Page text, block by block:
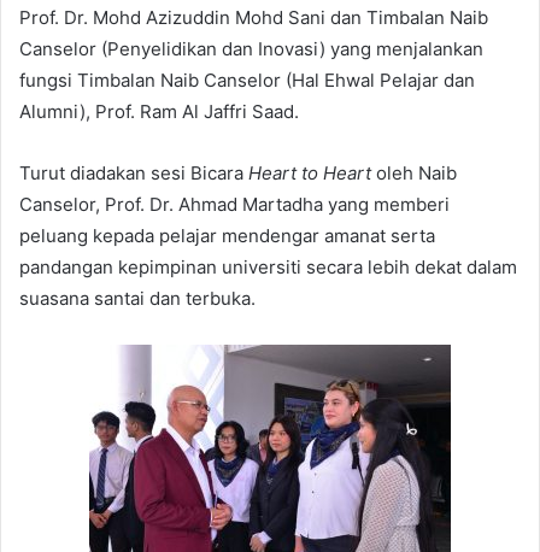
Prof. Dr. Mohd Azizuddin Mohd Sani dan Timbalan Naib
Canselor (Penyelidikan dan Inovasi) yang menjalankan
fungsi Timbalan Naib Canselor (Hal Ehwal Pelajar dan
Alumni), Prof. Ram Al Jaffri Saad.
Turut diadakan sesi Bicara Heart to Heartoleh Naib
Canselor, Prof. Dr. Ahmad Martadha yang memberi
peluang kepada pelajar mendengar amanat serta
pandangan kepimpinan universiti secara lebih dekat dalam
suasana santai dan terbuka.